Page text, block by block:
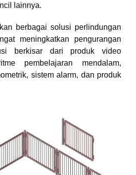
lainnya.
berbagai solusi perlindungan
meningkatkan pengurangan
berkisar dari produk video
pembelajaran mendalam,
sistem alarm, dan produk